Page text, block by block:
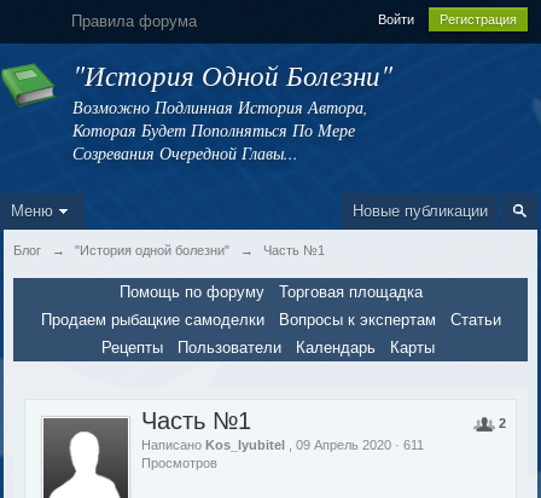
Правила форума Войти Регистрация
"История Одной Болезни"
Возможно Подлинная История Автора,
Которая Будет Пополняться По Мере
Созревания Очередной Главы...
Новые публикации
Меню
Блог → "История одной болезни" → Часть №1
Помощь по форуму
Торговая площадка
Продаем рыбацкие самоделки
Вопросы к экспертам
Статьи
Рецепты
Пользователи Календарь Карты
2
Часть №1
НаписаноKos_lyubitel
, 09 Апрель 2020 · 611
Просмотров